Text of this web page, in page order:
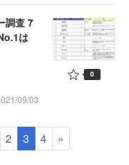
調査 7
は
09/03
0
2 3 4 »